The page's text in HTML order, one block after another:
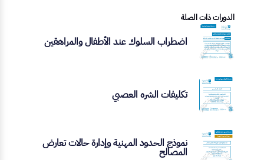
الدورات ذات الصلة
اضطراب السلوك عند الأطفال والمراهقين
تكليفات الشره العصبي
نموذج الحدود المهنية وإدارة حالات تعارض
المصالح